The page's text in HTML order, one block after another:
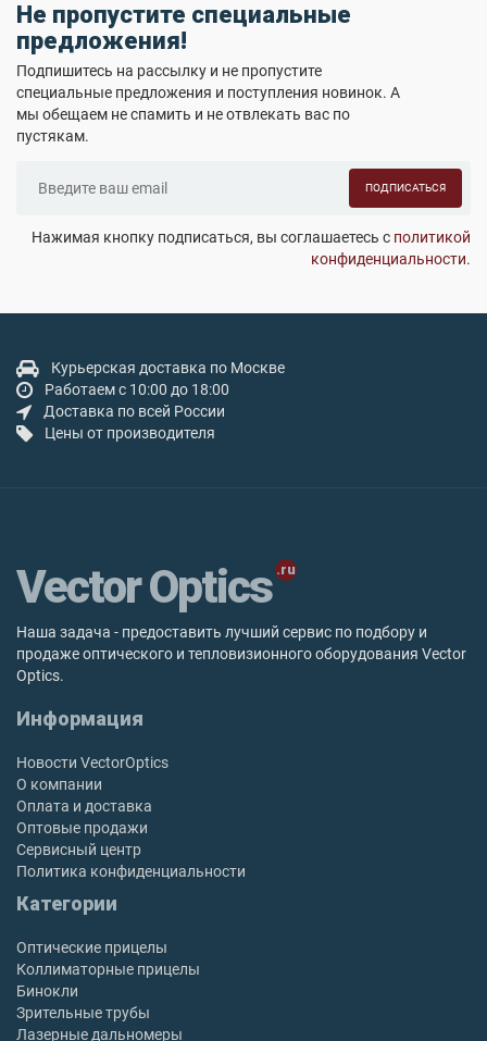
Не пропустите специальные
предложения!
Подпишитесь на рассылку и не пропустите
специальные предложения и поступления новинок. А
мы обещаем не спамить и не отвлекать вас по
пустякам.
ПОДПИСАТЬСЯ
Нажимая кнопку подписаться, вы соглашаетесь с политикой
конфиденциальности.
Курьерская доставка по Москве
Работаем с 10:00 до 18:00
Доставка по всей России
Цены от производителя
Vector Optics
Наша задача - предоставить лучший сервис по подбору и
продаже оптического и тепловизионного оборудования Vector
Optics.
Информация
Новости VectorOptics
О компании
Оплата и доставка
Оптовые продажи
Сервисный центр
Политика конфиденциальности
Категории
Оптические прицелы
Коллиматорные прицелы
Бинокли
Зрительные трубы
Лазерные дальномеры